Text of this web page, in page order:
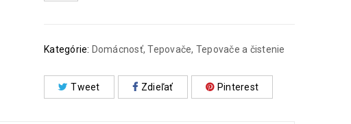
Kategórie: Domácnosť,Tepovače, Tepovače a čistenie
Tweet Zdieľať Pinterest